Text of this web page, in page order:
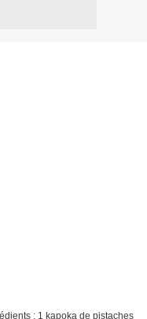
: 1 kapoka de pistaches